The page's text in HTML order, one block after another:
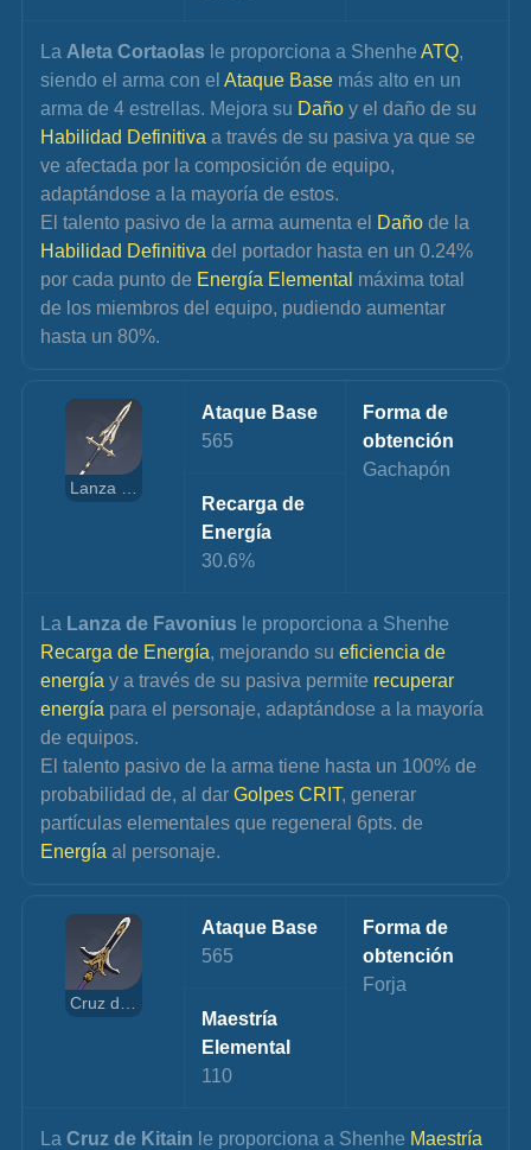
La Aleta Cortaolas le proporciona a Shenhe ATQ,
siendo el arma con el Ataque Base más alto en un
arma de 4 estrellas. Mejora su Daño y el daño de su
Habilidad Definitiva a través de su pasiva ya que se
ve afectada por la composición de equipo,
adaptándose a la mayoría de estos.
El talento pasivo de la arma aumenta el Daño de la
Habilidad Definitiva del portador hasta en un 0.24%
por cada punto de Energía Elemental máxima total
de los miembros del equipo, pudiendo aumentar
hasta un 80%.
Ataque Base
565
Forma de
obtención
Gachapón
Recarga de
Energía
30.6%
La Lanza de Favonius le proporciona a Shenhe
Recarga de Energía, mejorando su eficiencia de
energía y a través de su pasiva permite recuperar
energía para el personaje, adaptándose a la mayoría
de equipos.
El talento pasivo de la arma tiene hasta un 100% de
probabilidad de, al dar Golpes CRIT, generar
partículas elementales que regeneral 6pts. de
Energía al personaje.
Ataque Base
565
Forma de
obtención
Forja
Maestría
Elemental
110
La Cruz de Kitain le proporciona a Shenhe Maestría